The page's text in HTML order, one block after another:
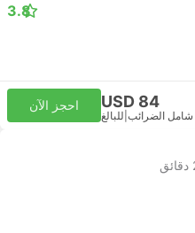
3.8
USD 84
شامل الضرائب للبالغ
احجز الآن